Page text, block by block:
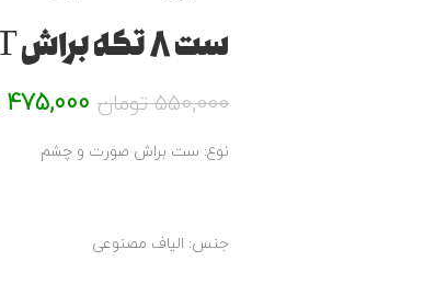
ست ۸ تکه براش NINE BEAUT
550,000 تومان 475,000
نوع: ست براش صورت و چشم
جنس: الیاف مصنوعی